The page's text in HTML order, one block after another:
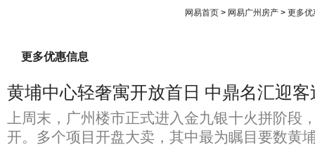
网易首页 > 网易广州房产 > 更多优
更多优惠信息
黄埔中心轻奢寓开放首日 中鼎名汇迎客
上周末，广州楼市正式进入金九银十火拼阶段
开。多个项目开盘大卖，其中最为瞩目要数黄